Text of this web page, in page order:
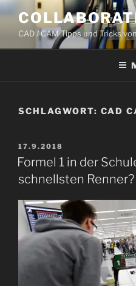
Zum
Inhalt
springenCAD / CAM Tipps und Tricks
SCHLAGWORT: CAD
VERÖFFENTLICHT
AM
17.9.2018
Formel 1 in der
schnellsten Renner?